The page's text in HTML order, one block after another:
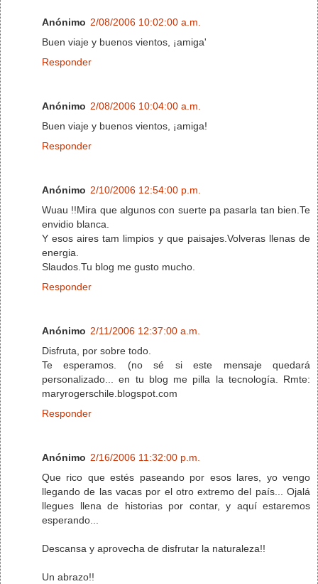
Anónimo 2/08/2006 10:02:00 a.m.
Buen viaje y buenos vientos, ¡amiga'
Responder
Anónimo 2/08/2006 10:04:00 a.m.
Buen viaje y buenos vientos, ¡amiga!
Responder
Anónimo 2/10/2006 12:54:00 p.m.
Wuau !!Mira que algunos con suerte pa pasarla tan bien.Te
envidio blanca.
Y esos aires tam limpios y que paisajes.Volveras llenas de
energia.
Slaudos.Tu blog me gusto mucho.
Responder
Anónimo 2/11/2006 12:37:00 a.m.
Disfruta, por sobre todo.
Te esperamos. (no sé si este mensaje quedará
personalizado... en tu blog me pilla la tecnología. Rmte:
maryrogerschile.blogspot.com
Responder
Anónimo 2/16/2006 11:32:00 p.m.
Que rico que estés paseando por esos lares, yo vengo
llegando de las vacas por el otro extremo del país... Ojalá
llegues llena de historias por contar, y aquí estaremos
esperando...
Descansa y aprovecha de disfrutar la naturaleza!!
Un abrazo!!